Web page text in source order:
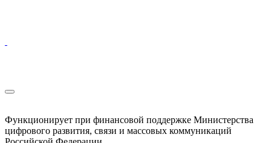
Функционирует при финансовой поддержке Министерства
цифрового развития, связи и массовых коммуникаций